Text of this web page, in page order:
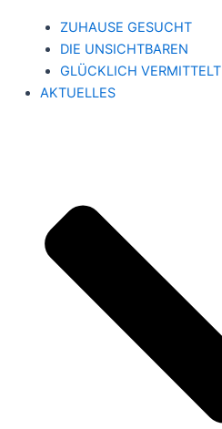
ZUHAUSE GESUCHT
DIE UNSICHTBAREN
GLÜCKLICH VERMITTELT
AKTUELLES